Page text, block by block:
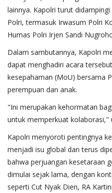
lainnya. Kapolri turut
Polri, termasuk Irwasum Polri
Humas Polri Irjen Sandi
Dalam sambutannya, Kapolri
dapat menghadiri acara
kesepahaman (MoU) bersama
perempuan dan anak.
"Ini merupakan kehormatan
untuk memperkuat kolaborasi,"
Kapolri menyoroti pentingnya
menjadi isu global dan terus
bahwa perjuangan kesetaraan
dimulai sejak lama, dengan
seperti Cut Nyak Dien, RA